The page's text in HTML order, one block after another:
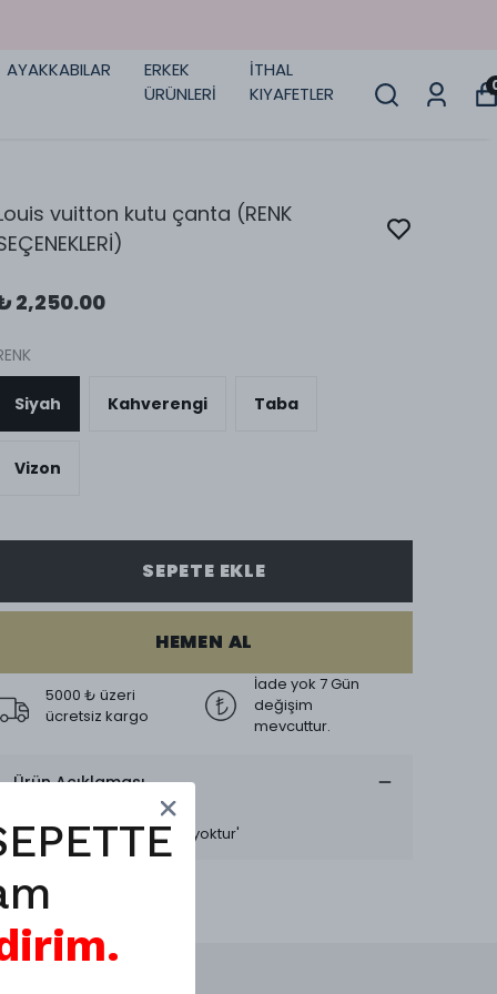
AYAKKABILAR
ERKEK
ÜRÜNLERİ
İTHAL
KIYAFETLER
vuitton kutu çanta (RENK
2,250.00
Siyah Kahverengi Taba
Vizon
SEPETE EKLE
HEMEN AL
5000 ₺ üzeri
ücretsiz kargo
İade yok 7 Gün
değişim
mevcuttur.
Ürün Açıklaması
Uzun askısı mevcuttur'
Değişim mevcuttur, iade yoktur'